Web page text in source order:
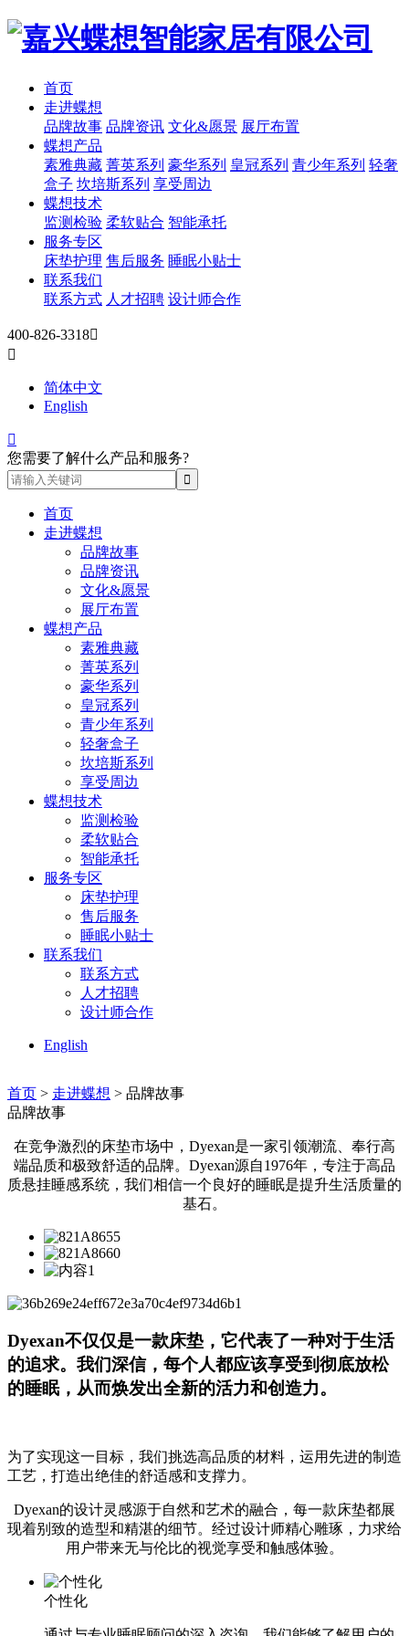
首页
走进蝶想
品牌故事 品牌资讯 文化&愿景 展厅布置
蝶想产品
素雅典藏 菁英系列 豪华系列 皇冠系列 青少年系列 轻奢
盒子 坎培斯系列 享受周边
蝶想技术
监测检验 柔软贴合 智能承托
服务专区
床垫护理 售后服务 睡眠小贴士
联系我们
联系方式 人才招聘 设计师合作
400-826-3318

简体中文
English

您需要了解什么产品和服务?
首页
走进蝶想
品牌故事
品牌资讯
文化&愿景
展厅布置
蝶想产品
素雅典藏
菁英系列
豪华系列
皇冠系列
青少年系列
轻奢盒子
坎培斯系列
享受周边
蝶想技术
监测检验
柔软贴合
智能承托
服务专区
床垫护理
售后服务
睡眠小贴士
联系我们
联系方式
人才招聘
设计师合作
English
首页 > 走进蝶想 > 品牌故事
品牌故事
在竞争激烈的床垫市场中，Dyexan是一家引领潮流、奉行高
端品质和极致舒适的品牌。Dyexan源自1976年，专注于高品
质悬挂睡感系统，我们相信一个良好的睡眠是提升生活质量的
基石。
Dyexan不仅仅是一款床垫，它代表了一种对于生活
的追求。我们深信，每个人都应该享受到彻底放松
的睡眠，从而焕发出全新的活力和创造力。
为了实现这一目标，我们挑选高品质的材料，运用先进的制造
工艺，打造出绝佳的舒适感和支撑力。
Dyexan的设计灵感源于自然和艺术的融合，每一款床垫都展
现着别致的造型和精湛的细节。经过设计师精心雕琢，力求给
用户带来无与伦比的视觉享受和触感体验。
个性化